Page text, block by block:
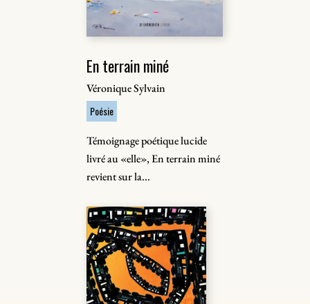
En terrain miné
Véronique Sylvain
Poésie
Témoignage poétique lucide
livré au «elle», En terrain miné
revient sur la...